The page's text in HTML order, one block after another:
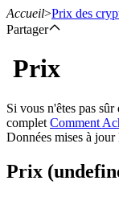
Accueil>Prix des
Partager
Prix
Si vous n'êtes pas
complet Comment
Données mises à
Prix